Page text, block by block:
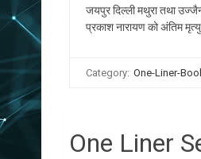
जयपुर दिल्ली मथुरा तथा
प्रकाश नारायण को अंतिम
Category: One-Liner-
One Liner